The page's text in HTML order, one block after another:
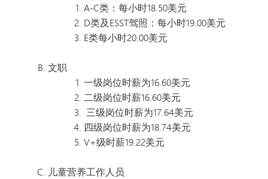
A-C类：每小时18.50美元
D类及ESST驾照：每小时19.00美元
E类每小时20.00美元
文职
一级岗位时薪为16.60美元
二级岗位时薪16.60美元
三级岗位时薪为17.64美元
四级岗位时薪为18.74美元
V+级时薪19.22美元
儿童营养工作人员